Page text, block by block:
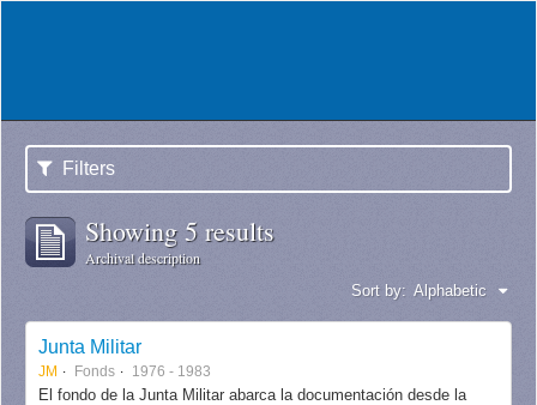
Filters
Showing 5 results
Archival description
Sort by: Alphabetic
Junta Militar
JM Fonds 1976 - 1983
El fondo de la Junta Militar abarca la documentación desde la